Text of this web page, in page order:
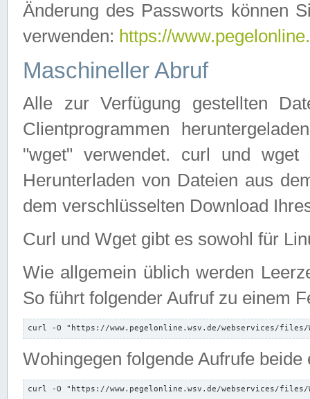
Änderung des Passworts können
verwenden: https://
Maschineller Abruf
Alle zur Verfügung gestellten
Clientprogrammen
"wget" verwendet. curl und wget
Herunterladen von Dateien aus
dem verschlüsselten Download
Curl und Wget gibt es sowohl für
Wie allgemein üblich werden
So führt folgender Aufruf zu einem
curl -O "https://www.pegelonline.wsv.de/webservices/files/
Wohingegen folgende Aufrufe beide
curl -O "https://www.pegelonline.wsv.de/webservices/files/